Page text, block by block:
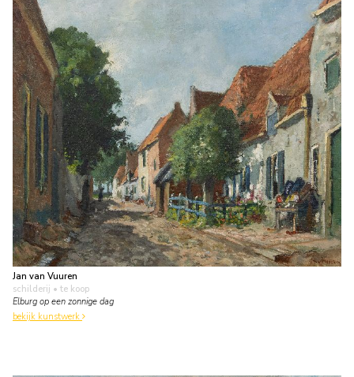
Jan van Vuuren
schilderij • te koop
Elburg op een zonnige dag
bekijk kunstwerk